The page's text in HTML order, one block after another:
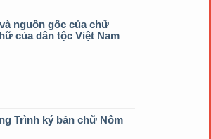
nguồn gốc của chữ
của dân tộc Việt Nam
Trình ký bản chữ Nôm